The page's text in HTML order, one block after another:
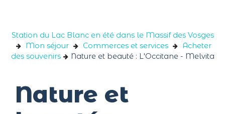
Station du Lac Blanc en été dans le Massif des Vosges
Mon séjour
Commerces et services
Acheter
des souvenirs
Nature et beauté : L'Occitane - Melvita
Nature et